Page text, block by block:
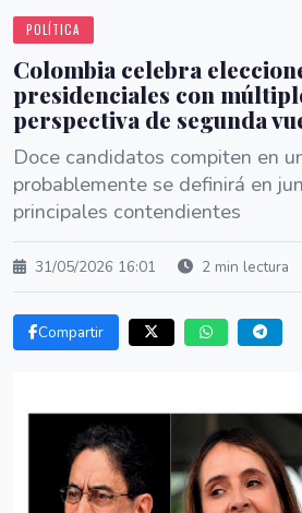
POLÍTICA
Colombia celebra
presidenciales con
perspectiva de segunda
Doce candidatos compiten en
probablemente se definirá en
principales contendientes
31/05/2026 16:01 2 min lectura
Compartir